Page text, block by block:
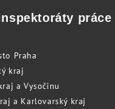
práce
Praha
kraj
a Vysočinu
a Karlovarský kraj